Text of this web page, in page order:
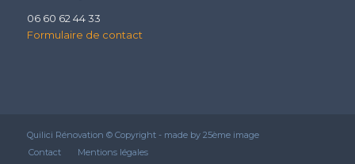
06 60 62 44 33
Formulaire de contact
Quilici Rénovation © Copyright - made by 25ème image
Contact
Mentions légales